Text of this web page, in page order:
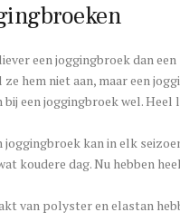
een joggingbroek dan
hem niet aan, maar een
een joggingbroek wel. Heel
joggingbroek kan in elk
koudere dag. Nu hebben
van polyster en elastan